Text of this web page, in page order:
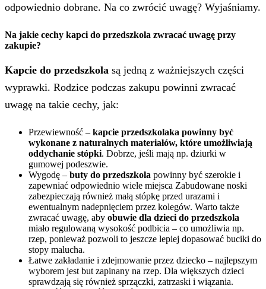
odpowiednio dobrane. Na co zwrócić uwagę? Wyjaśniamy.
Na jakie cechy kapci do przedszkola zwracać uwagę przy
zakupie?
Kapcie do przedszkola są jedną z ważniejszych części
wyprawki. Rodzice podczas zakupu powinni zwracać
uwagę na takie cechy, jak:
Przewiewność – kapcie przedszkolaka powinny być
wykonane z naturalnych materiałów, które umożliwiają
oddychanie stópki. Dobrze, jeśli mają np. dziurki w
gumowej podeszwie.
Wygodę – buty do przedszkola powinny być szerokie i
zapewniać odpowiednio wiele miejsca Zabudowane noski
zabezpieczają również małą stópkę przed urazami i
ewentualnym nadepnięciem przez kolegów. Warto także
zwracać uwagę, aby obuwie dla dzieci do przedszkola
miało regulowaną wysokość podbicia – co umożliwia np.
rzep, ponieważ pozwoli to jeszcze lepiej dopasować buciki do
stopy malucha.
Łatwe zakładanie i zdejmowanie przez dziecko – najlepszym
wyborem jest but zapinany na rzep. Dla większych dzieci
sprawdzają się również sprzączki, zatrzaski i wiązania.